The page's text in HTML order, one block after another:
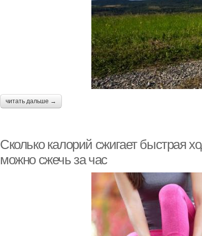
читать дальше →
Сколько калорий сжигает быстрая
можно сжечь за час